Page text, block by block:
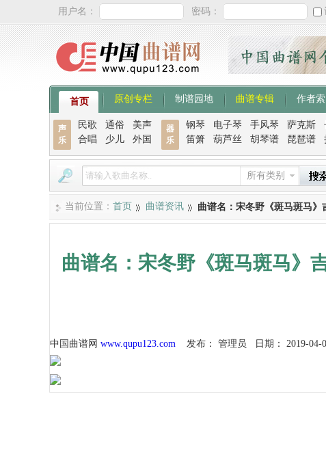
用户名： 密码：
首页 原创专栏 制谱园地 曲谱专辑 作者索
声
乐
民歌 通俗
美声
合唱
少儿 外国
器
乐
钢琴 电子琴 手风琴 萨克斯
笛箫
葫芦丝 胡琴谱 琵琶谱
所有类别
当前位置： 首页 曲谱资讯 曲谱名：宋冬野《斑马斑马
曲谱名：宋冬野《斑马斑马》
中国曲谱网 www.qupu123.com 发布： 管理员 日期： 2019-04-